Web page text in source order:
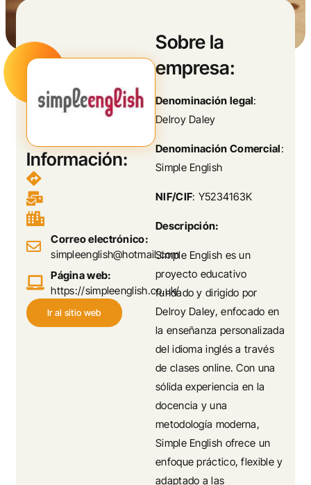
Sobre la
empresa:
Denominación legal:
Delroy Daley
Denominación Comercial:
Simple English
NIF/CIF: Y5234163K
Descripción:
Simple English es un
proyecto educativo
fundado y dirigido por
Delroy Daley, enfocado en
la enseñanza personalizada
del idioma inglés a través
de clases online. Con una
sólida experiencia en la
docencia y una
metodología moderna,
Simple English ofrece un
enfoque práctico, flexible y
adaptado a las
Información:
Correo electrónico:
simpleenglish@hotmail.com
Página web:
https://simpleenglish.co.uk/
Ir al sitio web